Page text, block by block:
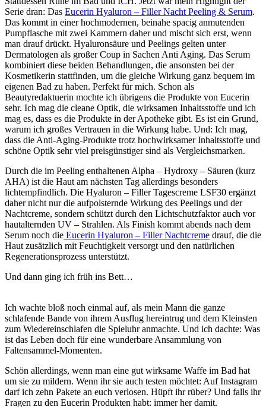
Serie dran: Das Eucerin Hyaluron – Filler Nacht Peeling & Serum.
Das kommt in einer hochmodernen, beinahe spacig anmutenden
Pumpflasche mit zwei Kammern daher und mischt sich erst, wenn
man drauf drückt. Hyaluronsäure und Peelings gelten unter
Dermatologen als großer Coup in Sachen Anti Aging. Das Serum
kombiniert diese beiden Behandlungen, die ansonsten bei der
Kosmetikerin stattfinden, um die gleiche Wirkung ganz bequem im
eigenen Bad zu haben. Perfekt für mich. Schon als
Beautyredaktuerin mochte ich übrigens die Produkte von Eucerin
sehr. Ich mag die cleane Optik, die wirksamen Inhaltsstoffe und ich
mag es, dass es die Produkte in der Apotheke gibt. Es ist ein Grund,
warum ich großes Vertrauen in die Wirkung habe. Und: Ich mag,
dass die Anti-Aging-Produkte trotz hochwirksamer Inhaltsstoffe und
schöne Optik sehr viel preisgünstiger sind als Vergleichsmarken.
Durch die im Peeling enthaltenen Alpha – Hydroxy – Säuren (kurz
AHA) ist die Haut am nächsten Tag allerdings besonders
lichtempfindlich. Die Hyaluron – Filler Tagescreme LSF30 ergänzt
daher nicht nur die aufpolsternde Wirkung des Peelings und der
Nachtcreme, sondern schützt durch den Lichtschutzfaktor auch vor
hautalternden UV – Strahlen. Als Finish kommt abends nach dem
Serum noch die Eucerin Hyaluron – Filler Nachtcreme drauf, die die
Haut zusätzlich mit Feuchtigkeit versorgt und den natürlichen
Regenerationsprozess unterstützt.
Und dann ging ich früh ins Bett…
Ich wachte bloß noch einmal auf, als mein Mann die ganze
schlafende Bande von ihrem Ausflug hereintrug und dem Kleinsten
zum Wiedereinschlafen die Spieluhr anmachte. Und ich dachte: Was
ist das Leben doch für eine wunderbare Ansammlung von
Faltensammel-Momenten.
Schön allerdings, wenn man eine gut wirksame Waffe im Bad hat
um sie zu mildern. Wenn ihr sie auch testen möchtet: Auf Instagram
darf ich zehn Pakete an euch verlosen. Hüpft ihr rüber? Und falls ihr
Fragen zu den Eucerin Produkten habt: immer her damit.